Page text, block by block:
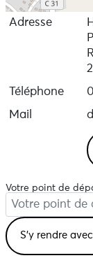
Adresse
Téléphone
Mail
Votre point de